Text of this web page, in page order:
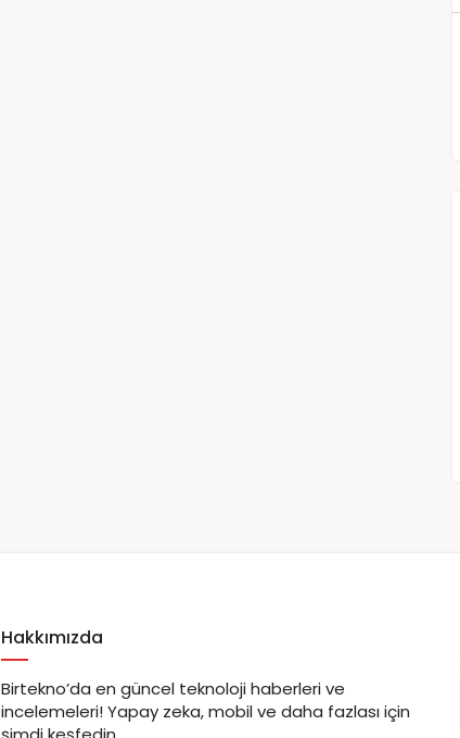
Hakkımızda
Birtekno’da en güncel teknoloji haberleri ve
incelemeleri! Yapay zeka, mobil ve daha fazlası için